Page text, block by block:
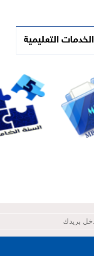
الخدمات التعليمية